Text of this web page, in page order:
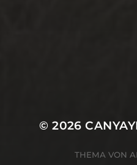
© 2026
THEMA VON